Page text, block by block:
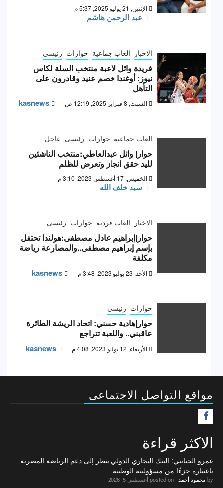
الإثنين, 21 يوليو 2025, 5:37 م
عبد الرحمن هاشم
الاخبار العاب جماعية حوارات رئيسى
فريدة وائل لاعبة منتخب السلة لكاس
نيوز: أوغندا خصم عنيد وقادرون على
التأهل
السبت, 8 فبراير 2025, 12:19 ص kasnews
العاب جماعية حوارات رئيسى عاجل
حوار| وائل عبدالعاطي:منتخب الناشئين
لليد حقق انجاز وتعرض للظلم
الخميس, 17 أغسطس 2023, 3:10 م
سيد خلف الله
الاخبار العاب فردية حوارات رئيسى
حوار|إبراهيم عادل مصطفى:هولندا تحتفل
بإسم إبراهيم مصطفى..والمصارعة رياضة
مكلفة
الأحد, 23 يوليو 2023, 3:48 م kasnews
حوارات رئيسى
حوار|هادية حسني: اتحاد الريشة الطائرة
عاقبني.. واللعبة تتراجع
الأربعاء, 12 يوليو 2023, 4:08 م kasnews
مواقع التواصل الاجتماعى
الاكثر قراءة
عمرو الجنايني: البنك التجاري الدولي ينظر إلى دعم الرياضة المصرية
باعتباره جزءًا من مسؤوليته الوطنية
by محمود أحمد | posted on أغسطس 5, 2026